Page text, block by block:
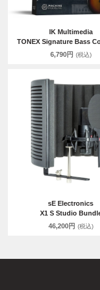
IK Multimedia
TONEX Signature Bass
6,790円 (税込)
sE Electronics
X1 S Studio
46,200円 (税込)